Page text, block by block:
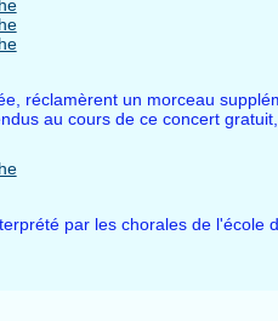
réclamèrent un morceau
au cours de ce concert
par les chorales de l'école